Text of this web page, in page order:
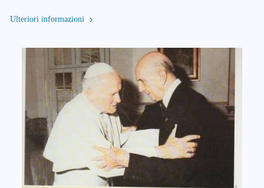
Ulteriori informazioni